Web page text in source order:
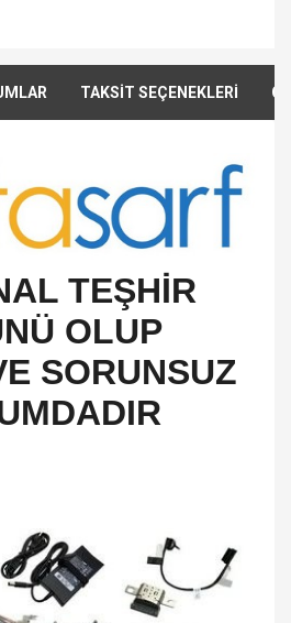
TAKSİT SEÇENEKLERİ
TEŞHİR
OLUP
SORUNSUZ